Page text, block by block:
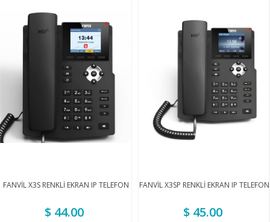
FANVİL X3S RENKLİ EKRAN IP TELEFON
$ 44.00
FANVİL X3SP RENKLİ EKRAN IP TELEFON
$ 45.00